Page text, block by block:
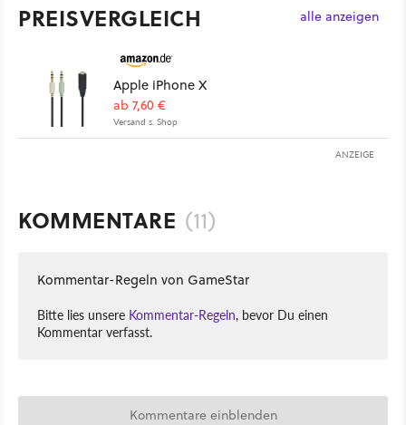
PREISVERGLEICH alle anzeigen
Apple iPhone X
ab 7,60 €
Versand s. Shop
ANZEIGE
KOMMENTARE (11)
Kommentar-Regeln von GameStar
Bitte lies unsere Kommentar-Regeln, bevor Du einen
Kommentar verfasst.
Kommentare einblenden